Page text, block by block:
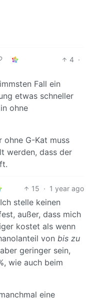
4 ·
Fall ein
etwas schneller
ohne
ohne G-Kat muss
werden, dass der
15 · 1 year ago
stelle keinen
außer, dass mich
kostet als wenn
von bis zu
geringer sein,
wie auch beim
eine